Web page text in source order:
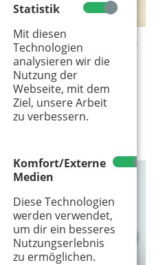
Statistik
Mit diesen
Technologien
analysieren wir die
Nutzung der
Webseite, mit dem
Ziel, unsere Arbeit
zu verbessern.
Komfort/Externe
Medien
Diese Technologien
werden verwendet,
um dir ein besseres
Nutzungserlebnis
zu ermöglichen.
Eltern im Notfall wirklich
retten. Welche
und wann der